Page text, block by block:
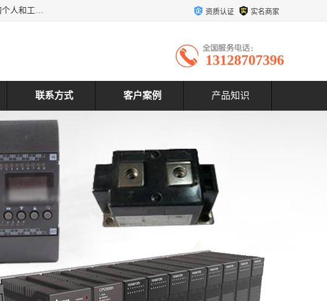
深圳市福田区诚芯源电子商行主营业务：回收西门子模块、回收西门子触摸屏、回收西门子PLC等；长期高价现金收购个人和工厂库存电子元件，我们以努力处事、以诚信待人，能迅速为客户消化库存、减少仓储、回笼资金，我们交易灵活方便，现金支付，价格合 理，尽量满足客户的要求，提供一条龙服务。 资质认证 实名商家
13128707396
联系方式 客户案例 产品知识